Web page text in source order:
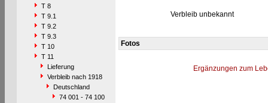
T 8
T 9.1
T 9.2
T 9.3
T 10
T 11
Lieferung
Verbleib nach 1918
Deutschland
74 001 - 74 100
Verbleib unbekannt
Fotos
Ergänzungen zum